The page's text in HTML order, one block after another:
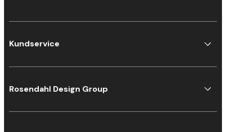
Kundservice
Rosendahl Design Group